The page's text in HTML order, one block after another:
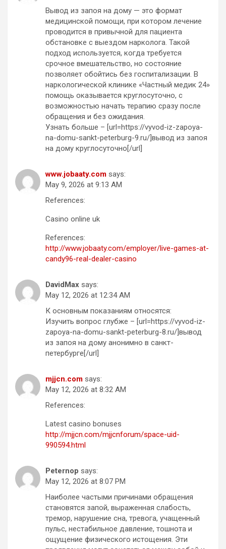
Вывод из запоя на дому — это формат
медицинской помощи, при котором лечение
проводится в привычной для пациента
обстановке с выездом нарколога. Такой
подход используется, когда требуется
срочное вмешательство, но состояние
позволяет обойтись без госпитализации. В
наркологической клинике «Частный медик 24»
помощь оказывается круглосуточно, с
возможностью начать терапию сразу после
обращения и без ожидания.
Узнать больше – [url=https://vyvod-iz-zapoya-
na-domu-sankt-peterburg-9.ru/]вывод из запоя
на дому круглосуточно[/url]
www.jobaaty.com says:
May 9, 2026 at 9:13 AM
References:
Casino online uk
References:
http://www.jobaaty.com/employer/live-games-at-
candy96-real-dealer-casino
DavidMax says:
May 12, 2026 at 12:34 AM
К основным показаниям относятся:
Изучить вопрос глубже – [url=https://vyvod-iz-
zapoya-na-domu-sankt-peterburg-8.ru/]вывод
из запоя на дому анонимно в санкт-
петербурге[/url]
mjjcn.com says:
May 12, 2026 at 8:32 AM
References:
Latest casino bonuses
http://mjjcn.com/mjjcnforum/space-uid-
990594.html
Peternop says:
May 12, 2026 at 8:07 PM
Наиболее частыми причинами обращения
становятся запой, выраженная слабость,
тремор, нарушение сна, тревога, учащенный
пульс, нестабильное давление, тошнота и
ощущение физического истощения. Эти